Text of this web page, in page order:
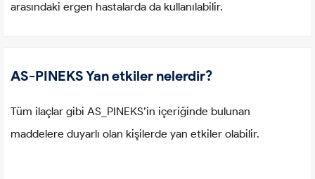
arasındaki ergen hastalarda da kullanılabilir.
AS-PINEKS Yan etkiler nelerdir?
Tüm ilaçlar gibi AS_PINEKS’in içeriğinde bulunan
maddelere duyarlı olan kişilerde yan etkiler olabilir.